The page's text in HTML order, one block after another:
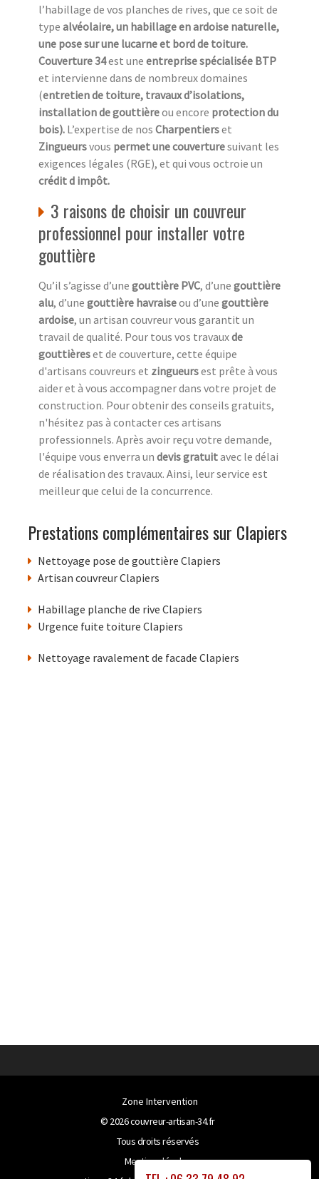
l’habillage de vos planches de rives, que ce soit de
type alvéolaire, un habillage en ardoise naturelle,
une pose sur une lucarne et bord de toiture.
Couverture 34est une entreprise spécialisée BTP
et intervienne dans de nombreux domaines
(entretien de toiture, travaux d’isolations,
installation de gouttièreou encore protection du
bois). L’expertise de nos Charpentierset
Zingueursvous permet une couverturesuivant les
exigences légales (RGE), et qui vous octroie un
crédit d impôt.
3 raisons de choisir un couvreur
professionnel pour installer votre
gouttière
Qu’il s’agisse d’une gouttière PVC, d’une gouttière
alu, d’une gouttière havraiseou d’une gouttière
ardoise, un artisan couvreur vous garantit un
travail de qualité. Pour tous vos travauxde
gouttièreset de couverture, cette équipe
d'artisans couvreurs et zingueursest prête à vous
aider et à vous accompagner dans votre projet de
construction. Pour obtenir des conseils gratuits,
n'hésitez pas à contacter ces artisans
professionnels. Après avoir reçu votre demande,
l'équipe vous enverra un devis gratuitavec le délai
de réalisation des travaux. Ainsi, leur service est
meilleur que celui de la concurrence.
Prestations complémentaires sur Clapiers
Nettoyage pose de gouttière Clapiers
Artisan couvreur Clapiers
Habillage planche de rive Clapiers
Urgence fuite toiture Clapiers
Nettoyage ravalement de facade Clapiers
Zone Intervention
© 2026couvreur-artisan-34.fr
Tous droits réservés
Mentions légales